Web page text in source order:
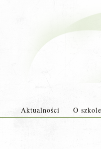
Aktualności O szkole